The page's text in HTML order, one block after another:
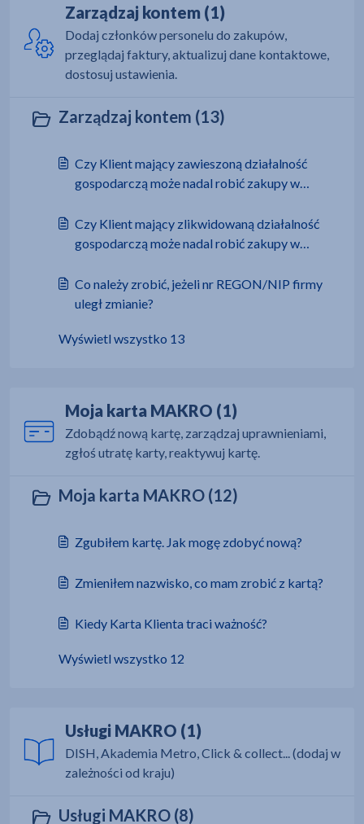
Zarządzaj kontem (1)
Dodaj członków personelu do zakupów,
przeglądaj faktury, aktualizuj dane kontaktowe,
dostosuj ustawienia.
Zarządzaj kontem (13)
Czy Klient mający zawieszoną działalność
gospodarczą może nadal robić zakupy w
Czy Klient mający zlikwidowaną działalność
gospodarczą może nadal robić zakupy w
Co należy zrobić, jeżeli nr REGON/NIP firmy
uległ zmianie?
Wyświetl wszystko 13
Moja karta MAKRO (1)
Zdobądź nową kartę, zarządzaj uprawnieniami,
zgłoś utratę karty, reaktywuj kartę.
Moja karta MAKRO (12)
Zgubiłem kartę. Jak mogę zdobyć nową?
Zmieniłem nazwisko, co mam zrobić z kartą?
Kiedy Karta Klienta traci ważność?
Wyświetl wszystko 12
Usługi MAKRO (1)
DISH, Akademia Metro, Click & collect... (dodaj w
zależności od kraju)
Usługi MAKRO (8)